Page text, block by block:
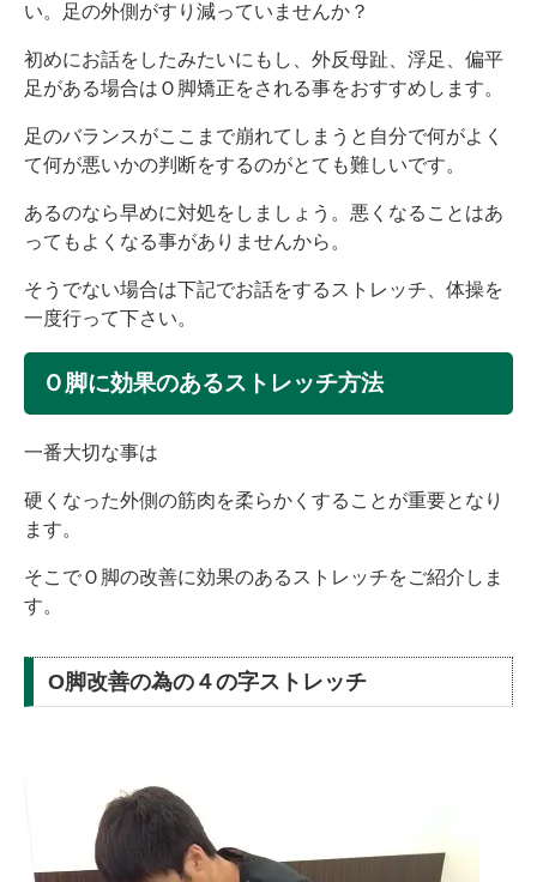
い。足の外側がすり減っていませんか？
初めにお話をしたみたいにもし、外反母趾、浮足、偏平
足がある場合はＯ脚矯正をされる事をおすすめします。
足のバランスがここまで崩れてしまうと自分で何がよく
て何が悪いかの判断をするのがとても難しいです。
あるのなら早めに対処をしましょう。悪くなることはあ
ってもよくなる事がありませんから。
そうでない場合は下記でお話をするストレッチ、体操を
一度行って下さい。
Ｏ脚に効果のあるストレッチ方法
一番大切な事は
硬くなった外側の筋肉を柔らかくすることが重要となり
ます。
そこでＯ脚の改善に効果のあるストレッチをご紹介しま
す。
O脚改善の為の４の字ストレッチ